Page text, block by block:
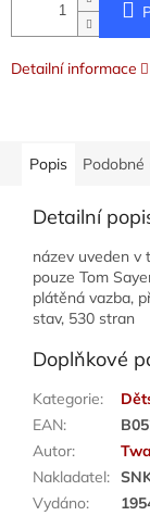
Detailní informace
Popis Podobné
Detailní
název uveden v
pouze Tom
plátěná vazba,
stav, 530 stran
Doplňkové
Kategorie:
EAN:
Autor:
Nakladatel:
Vydáno: